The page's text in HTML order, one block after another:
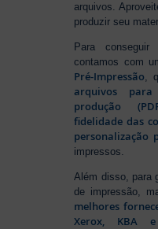
arquivos.
produzir seu
Para conseguir
contamos com
Pré-Impressão ,
arquivos
produção
fidelidade das
personalização
impressos.
Além disso, para
de impressão,
melhores
Xerox, KBA e